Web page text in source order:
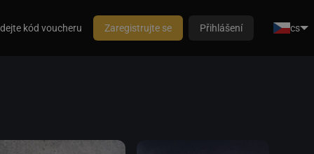
kód voucheru Zaregistrujte se Přihlášení cs